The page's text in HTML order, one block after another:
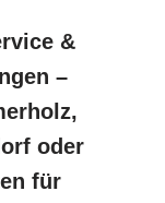
&
–
oder
für